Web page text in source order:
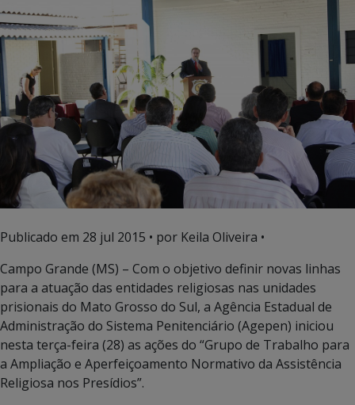
Publicado em 28 jul 2015 • por Keila Oliveira •
Campo Grande (MS) – Com o objetivo definir novas linhas
para a atuação das entidades religiosas nas unidades
prisionais do Mato Grosso do Sul, a Agência Estadual de
Administração do Sistema Penitenciário (Agepen) iniciou
nesta terça-feira (28) as ações do “Grupo de Trabalho para
a Ampliação e Aperfeiçoamento Normativo da Assistência
Religiosa nos Presídios”.